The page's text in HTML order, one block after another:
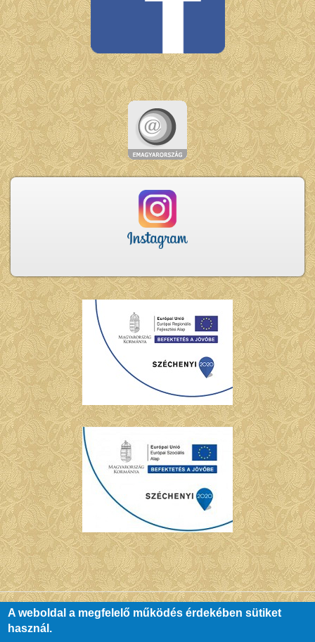
A weboldal a megfelelő működés érdekében sütiket
használ.